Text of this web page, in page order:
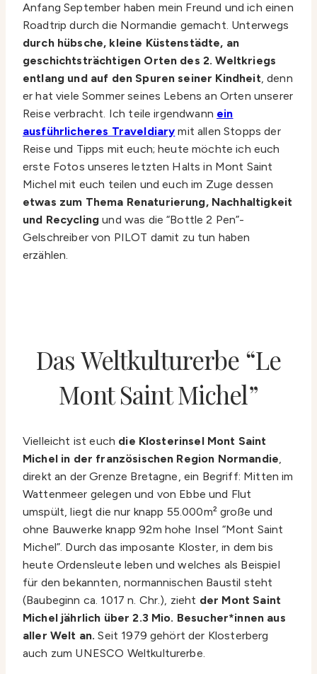
Anfang September haben mein Freund und ich einen
Roadtrip durch die Normandie gemacht. Unterwegs
durch hübsche, kleine Küstenstädte, an
geschichtsträchtigen Orten des 2. Weltkriegs
entlang und auf den Spuren seiner Kindheit, denn
er hat viele Sommer seines Lebens an Orten unserer
Reise verbracht. Ich teile irgendwann ein
ausführlicheres Traveldiary mit allen Stopps der
Reise und Tipps mit euch; heute möchte ich euch
erste Fotos unseres letzten Halts in Mont Saint
Michel mit euch teilen und euch im Zuge dessen
etwas zum Thema Renaturierung, Nachhaltigkeit
und Recycling und was die “Bottle 2 Pen”-
Gelschreiber von PILOT damit zu tun haben
erzählen.
Das Weltkulturerbe “Le
Mont Saint Michel”
Vielleicht ist euch die Klosterinsel Mont Saint
Michel in der französischen Region Normandie,
direkt an der Grenze Bretagne, ein Begriff: Mitten im
Wattenmeer gelegen und von Ebbe und Flut
umspült, liegt die nur knapp 55.000m² große und
ohne Bauwerke knapp 92m hohe Insel “Mont Saint
Michel”. Durch das imposante Kloster, in dem bis
heute Ordensleute leben und welches als Beispiel
für den bekannten, normannischen Baustil steht
(Baubeginn ca. 1017 n. Chr.), zieht der Mont Saint
Michel jährlich über 2.3 Mio. Besucher*innen aus
aller Welt an. Seit 1979 gehört der Klosterberg
auch zum UNESCO Weltkulturerbe.